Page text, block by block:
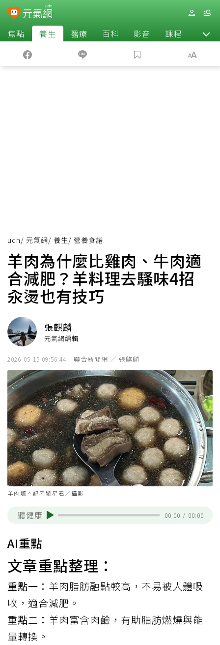
焦點 養生 醫療 百科 影音 課程 退休
udn/ 元氣網/ 養生/ 營養食譜
羊肉為什麼比雞肉、牛肉適
合減肥？羊料理去騷味4招
汆燙也有技巧
張麒麟
元氣網編輯
2026-05-15 09:56:44 聯合新聞網 ／ 張麒麟
羊肉爐。記者劉星君／攝影
聽健康 00:00 / 00:00
AI重點
文章重點整理：
重點一： 羊肉脂肪融點較高，不易被人體吸
收，適合減肥。
重點二： 羊肉富含肉鹼，有助脂肪燃燒與能
量轉換。